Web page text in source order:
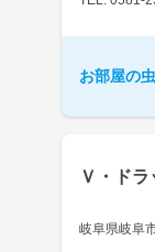
お部屋の
Ｖ・ド
岐阜県岐阜